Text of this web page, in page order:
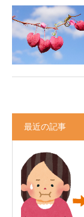
最近の記事